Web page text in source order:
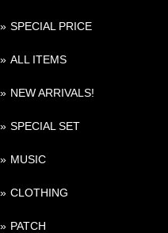
SPECIAL PRICE
ALL ITEMS
NEW ARRIVALS!
SPECIAL SET
MUSIC
CLOTHING
PATCH